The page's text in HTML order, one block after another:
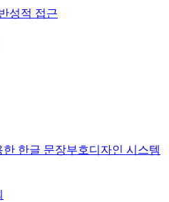
성적 접근
한글 문장부호디자인 시스템